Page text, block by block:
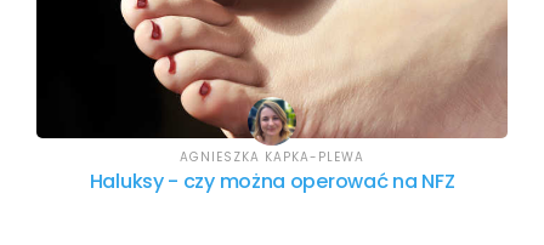
Haluksy - czy można operować na NFZ
AGNIESZKA KAPKA-PLEWA